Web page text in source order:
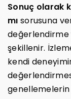
Sonuç olarak
mı sorusuna
değerlendirme
şekillenir.
kendi